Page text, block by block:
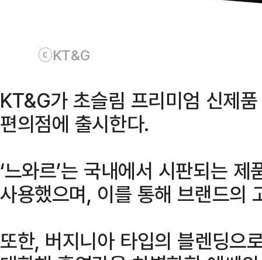
ⓒKT&G
KT&G가 초슬림 프리미엄 신제
편의점에 출시한다.
‘느와르’는 국내에서 시판되는
사용했으며, 이를 통해 브랜드의
또한, 버지니아 타입의 블렌딩으